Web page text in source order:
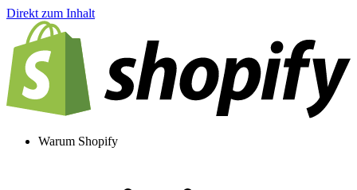
Direkt zum Inhalt
Warum Shopify